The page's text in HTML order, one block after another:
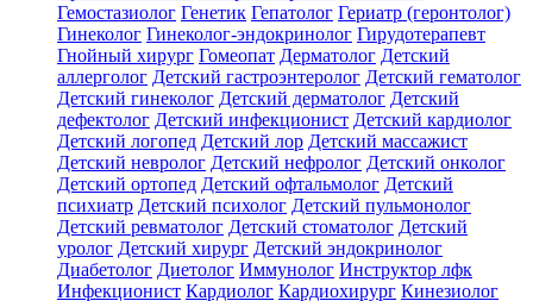
Гемостазиолог Генетик Гепатолог Гериатр (геронтолог)
Гинеколог Гинеколог-эндокринолог Гирудотерапевт
Гнойный хирург Гомеопат Дерматолог Детский
аллерголог Детский гастроэнтеролог Детский гематолог
Детский гинеколог Детский дерматолог Детский
дефектолог Детский инфекционист Детский кардиолог
Детский логопед Детский лор Детский массажист
Детский невролог Детский нефролог Детский онколог
Детский ортопед Детский офтальмолог Детский
психиатр Детский психолог Детский пульмонолог
Детский ревматолог Детский стоматолог Детский
уролог Детский хирург Детский эндокринолог
Диабетолог Диетолог Иммунолог Инструктор лфк
Инфекционист Кардиолог Кардиохирург Кинезиолог